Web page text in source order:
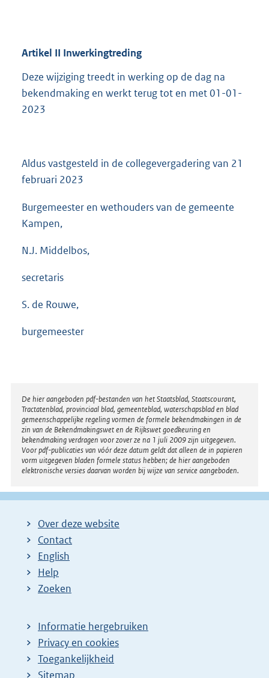
Artikel II Inwerkingtreding
Deze wijziging treedt in werking op de dag na
bekendmaking en werkt terug tot en met 01-01-
2023
Aldus vastgesteld in de collegevergadering van 21
februari 2023
Burgemeester en wethouders van de gemeente
Kampen,
N.J. Middelbos,
secretaris
S. de Rouwe,
burgemeester
Disclaimer
De hier aangeboden pdf-bestanden van het Staatsblad, Staatscourant,
Tractatenblad, provinciaal blad, gemeenteblad, waterschapsblad en blad
gemeenschappelijke regeling vormen de formele bekendmakingen in de
zin van de Bekendmakingswet en de Rijkswet goedkeuring en
bekendmaking verdragen voor zover ze na 1 juli 2009 zijn uitgegeven.
Voor pdf-publicaties van vóór deze datum geldt dat alleen de in papieren
vorm uitgegeven bladen formele status hebben; de hier aangeboden
elektronische versies daarvan worden bij wijze van service aangeboden.
Over deze website
Contact
English
Help
Zoeken
Informatie hergebruiken
Privacy en cookies
Toegankelijkheid
Sitemap